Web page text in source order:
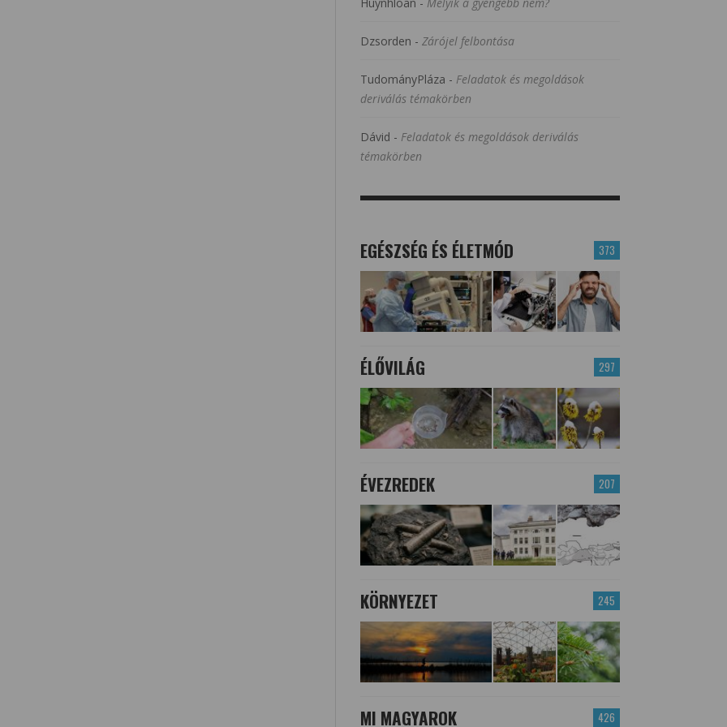
Huynhloan - Melyik a gyengébb nem?
Dzsorden - Zárójel felbontása
TudományPláza - Feladatok és megoldások
deriválás témakörben
Dávid - Feladatok és megoldások deriválás
témakörben
373
EGÉSZSÉG ÉS ÉLETMÓD
297
ÉLŐVILÁG
207
ÉVEZREDEK
245
KÖRNYEZET
426
MI MAGYAROK